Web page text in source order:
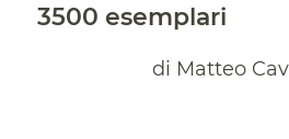
3500 esemplari
di Matteo